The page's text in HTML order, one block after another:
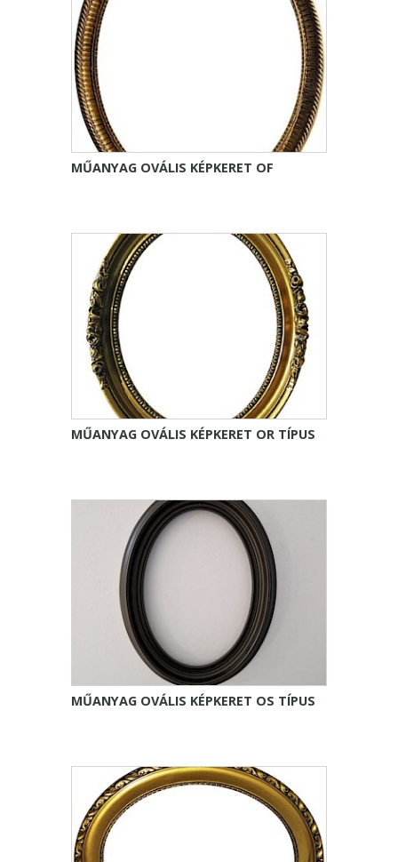
MŰANYAG OVÁLIS KÉPKERET OF
MŰANYAG OVÁLIS KÉPKERET OR TÍPUS
MŰANYAG OVÁLIS KÉPKERET OS TÍPUS